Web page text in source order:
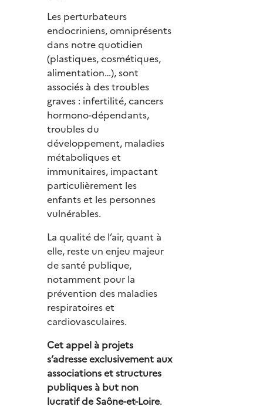
Les perturbateurs
endocriniens, omniprésents
dans notre quotidien
(plastiques, cosmétiques,
alimentation…), sont
associés à des troubles
graves : infertilité, cancers
hormono-dépendants,
troubles du
développement, maladies
métaboliques et
immunitaires, impactant
particulièrement les
enfants et les personnes
vulnérables.
La qualité de l’air, quant à
elle, reste un enjeu majeur
de santé publique,
notamment pour la
prévention des maladies
respiratoires et
cardiovasculaires.
Cet appel à projets
s’adresse exclusivement aux
associations et structures
publiques à but non
lucratif de Saône-et-Loire.